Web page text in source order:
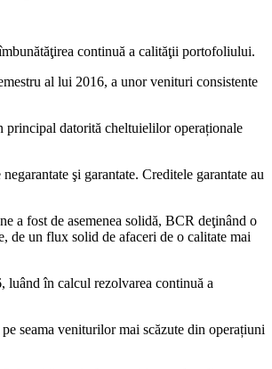
continuă a calităţii portofoliului.
al lui 2016, a unor venituri consistente
datorită cheltuielilor operaționale
şi garantate. Creditele garantate au
a fost de asemenea solidă, BCR deţinând o
de un flux solid de afaceri de o calitate mai
în calcul rezolvarea continuă a
seama veniturilor mai scăzute din operațiuni